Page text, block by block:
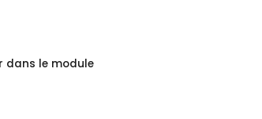
dans le module